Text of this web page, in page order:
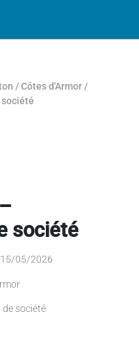
/Côtes d'Armor /
société
société
15/05/2026
société